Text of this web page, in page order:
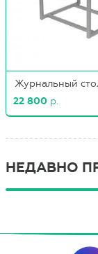
Журнальный
22 800 р.
НЕДАВНО